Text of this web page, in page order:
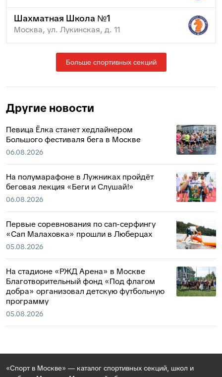
Шахматная Школа №1
Москва, ул. Лукинская, д. 11
Больше спортивных секций
Другие новости
Певица Ёлка станет хедлайнером
Большого фестиваля бега в Москве
06.08.2026
На полумарафоне в Лужниках пройдёт
беговая лекция «Беги и Слушай!»
06.08.2026
Первые соревнования по сап-серфингу
«Сап Малаховка» прошли в Люберцах
05.08.2026
На стадионе «РЖД Арена» в Москве
Благотворительный фонд «Под флагом
добра» организовал детскую футбольную
программу
05.08.2026
«Спорт в Москве» — каталог спортивных секций, школ и